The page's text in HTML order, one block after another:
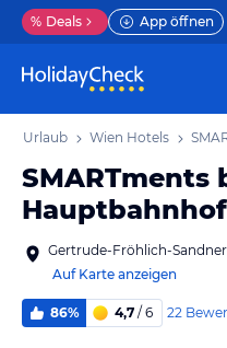
% Deals App öffnen
Urlaub Wien Hotels
SMARTments
Hauptbahnhof
Gertrude-Fröhlich-
Auf Karte anzeigen
86% 4,7 / 6 22